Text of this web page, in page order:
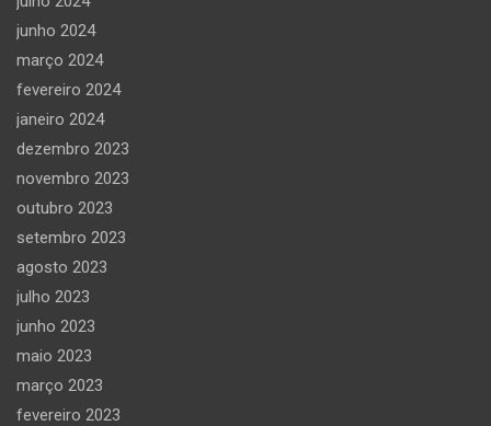
junho 2024
março 2024
fevereiro 2024
janeiro 2024
dezembro 2023
novembro 2023
outubro 2023
setembro 2023
agosto 2023
julho 2023
junho 2023
maio 2023
março 2023
fevereiro 2023